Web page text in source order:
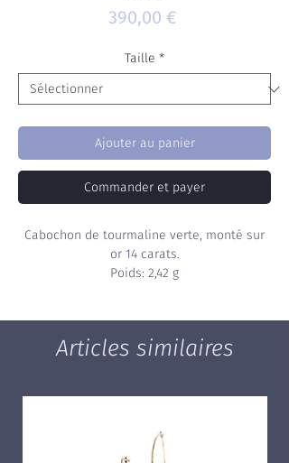
390,00 €Prix
Taille *
Ajouter au panier
Commander et payer
Cabochon de tourmaline verte, monté sur
or 14 carats.
Poids: 2,42 g
Articles similaires